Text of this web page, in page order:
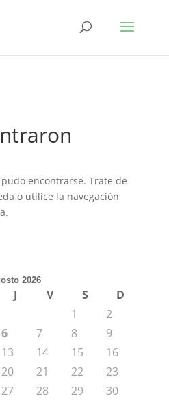
encontrarse. Trate de
o utilice la navegación
2026
J V S
D
1
2
6 7 8
9
13 14 15
16
20 21 22
23
27 28 29
30